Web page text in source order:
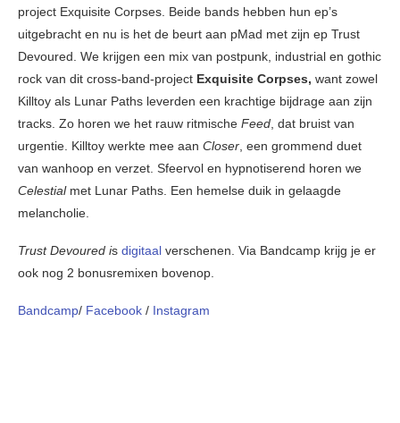
project Exquisite Corpses. Beide bands hebben hun ep’s
uitgebracht en nu is het de beurt aan pMad met zijn ep Trust
Devoured. We krijgen een mix van postpunk, industrial en gothic
rock van dit cross-band-project Exquisite Corpses, want zowel
Killtoy als Lunar Paths leverden een krachtige bijdrage aan zijn
tracks. Zo horen we het rauw ritmische Feed, dat bruist van
urgentie. Killtoy werkte mee aan Closer, een grommend duet
van wanhoop en verzet. Sfeervol en hypnotiserend horen we
Celestial met Lunar Paths. Een hemelse duik in gelaagde
melancholie.
Trust Devoured is digitaal verschenen. Via Bandcamp krijg je er
ook nog 2 bonusremixen bovenop.
Bandcamp/ Facebook / Instagram